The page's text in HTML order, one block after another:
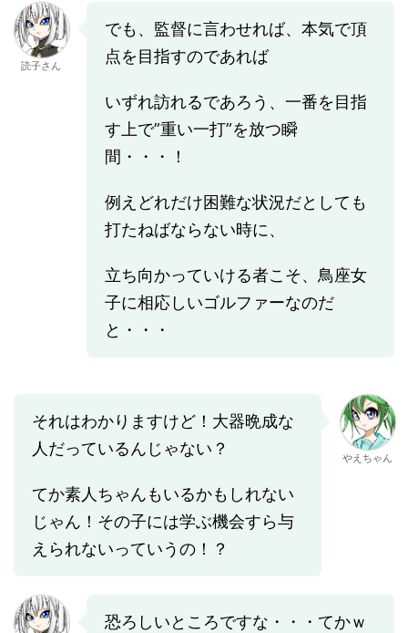
読子さん
でも、監督に言わせれば、本気で頂
点を目指すのであれば
いずれ訪れるであろう、一番を目指
す上で”重い一打”を放つ瞬
間・・・！
例えどれだけ困難な状況だとしても
打たねばならない時に、
立ち向かっていける者こそ、鳥座女
子に相応しいゴルファーなのだ
と・・・
それはわかりますけど！大器晩成な
人だっているんじゃない？
てか素人ちゃんもいるかもしれない
じゃん！その子には学ぶ機会すら与
えられないっていうの！？
やえちゃん
恐ろしいところですな・・・てかｗ